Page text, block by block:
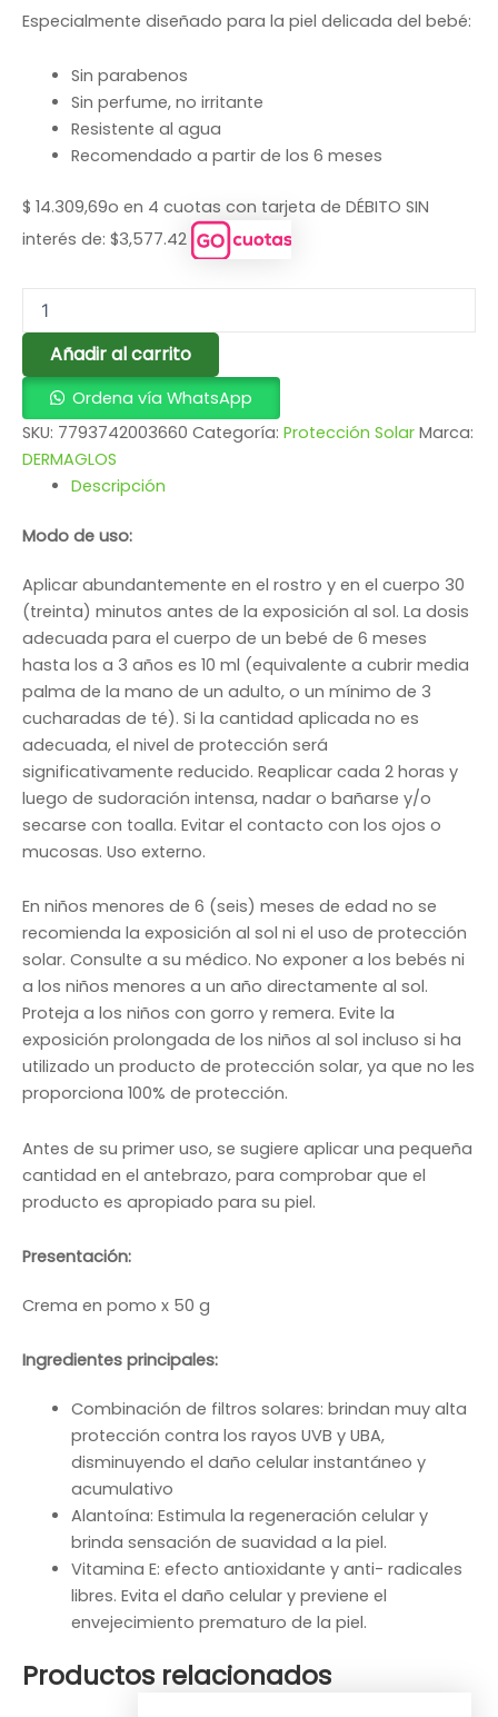
Especialmente diseñado para la piel delicada del bebé:
Sin parabenos
Sin perfume, no irritante
Resistente al agua
Recomendado a partir de los 6 meses
$ 14.309,69o en 4 cuotas con tarjeta de DÉBITO SIN
interés de: $3,577.42
Añadir al carrito
Ordena vía WhatsApp
SKU: 7793742003660 Categoría: Protección Solar Marca:
DERMAGLOS
Descripción
Modo de uso:
Aplicar abundantemente en el rostro y en el cuerpo 30
(treinta) minutos antes de la exposición al sol. La dosis
adecuada para el cuerpo de un bebé de 6 meses
hasta los a 3 años es 10 ml (equivalente a cubrir media
palma de la mano de un adulto, o un mínimo de 3
cucharadas de té). Si la cantidad aplicada no es
adecuada, el nivel de protección será
significativamente reducido. Reaplicar cada 2 horas y
luego de sudoración intensa, nadar o bañarse y/o
secarse con toalla. Evitar el contacto con los ojos o
mucosas. Uso externo.
En niños menores de 6 (seis) meses de edad no se
recomienda la exposición al sol ni el uso de protección
solar. Consulte a su médico. No exponer a los bebés ni
a los niños menores a un año directamente al sol.
Proteja a los niños con gorro y remera. Evite la
exposición prolongada de los niños al sol incluso si ha
utilizado un producto de protección solar, ya que no les
proporciona 100% de protección.
Antes de su primer uso, se sugiere aplicar una pequeña
cantidad en el antebrazo, para comprobar que el
producto es apropiado para su piel.
Presentación:
Crema en pomo x 50 g
Ingredientes principales:
Combinación de filtros solares: brindan muy alta
protección contra los rayos UVB y UBA,
disminuyendo el daño celular instantáneo y
acumulativo
Alantoína: Estimula la regeneración celular y
brinda sensación de suavidad a la piel.
Vitamina E: efecto antioxidante y anti- radicales
libres. Evita el daño celular y previene el
envejecimiento prematuro de la piel.
Productos relacionados